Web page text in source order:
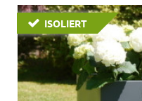
ISOLIERT